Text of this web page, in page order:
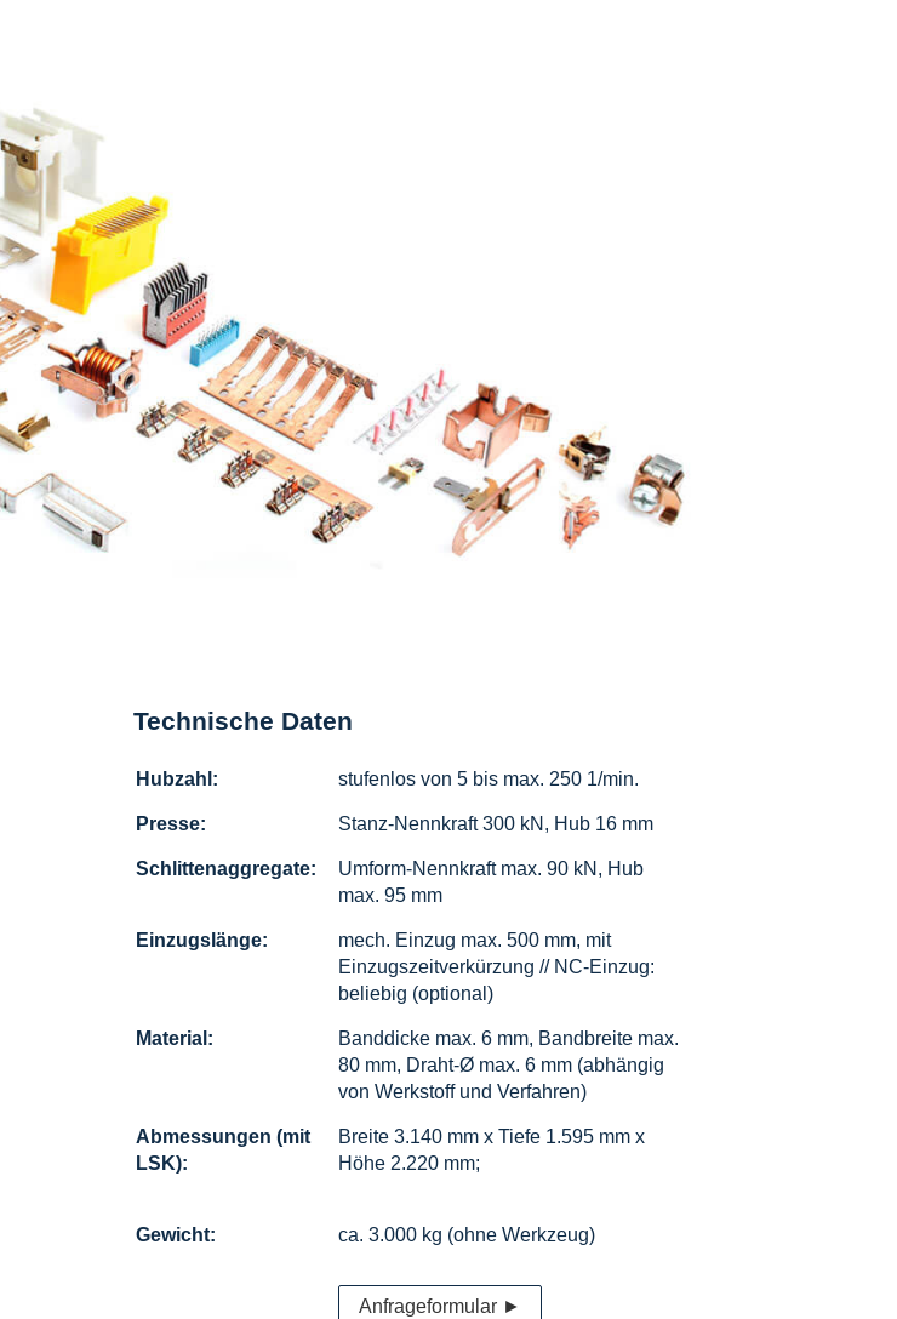
Technische Daten
Hubzahl: stufenlos von 5 bis max. 250 1/min.
Presse: Stanz-Nennkraft 300 kN, Hub 16 mm
Schlittenaggregate:
Umform-Nennkraft max. 90 kN, Hub
max. 95 mm
Einzugslänge:
mech. Einzug max. 500 mm, mit
Einzugszeitverkürzung // NC-Einzug:
beliebig (optional)
Material:
Banddicke max. 6 mm, Bandbreite max.
80 mm, Draht-Ø max. 6 mm (abhängig
von Werkstoff und Verfahren)
Abmessungen (mit
LSK):
Breite 3.140 mm x Tiefe 1.595 mm x
Höhe 2.220 mm;
Gewicht: ca. 3.000 kg (ohne Werkzeug)
Anfrageformular ►